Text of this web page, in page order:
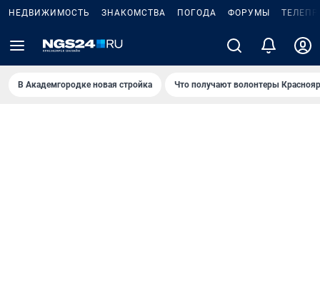
НЕДВИЖИМОСТЬ ЗНАКОМСТВА ПОГОДА ФОРУМЫ
В Академгородке новая стройка Что получают волонтеры